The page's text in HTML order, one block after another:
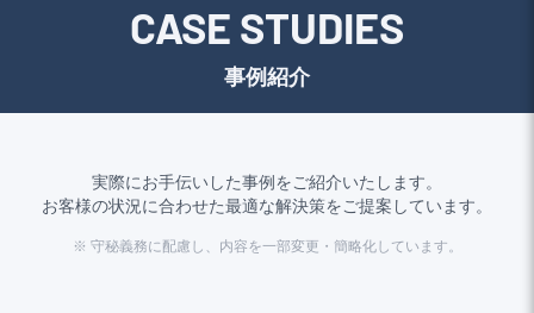
CASE STUDIES
事例紹介
実際にお手伝いした事例をご紹介いたします。
お客様の状況に合わせた最適な解決策をご提案しています。
※ 守秘義務に配慮し、内容を一部変更・簡略化しています。